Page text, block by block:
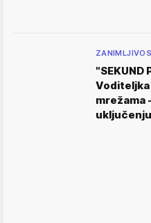
"SEKUND
mrežama
uključenju